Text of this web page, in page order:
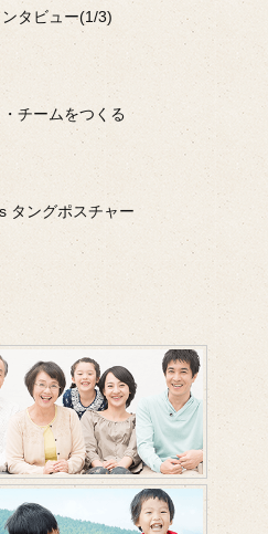
タビュー(1/3)
チームをつくる
タングポスチャー